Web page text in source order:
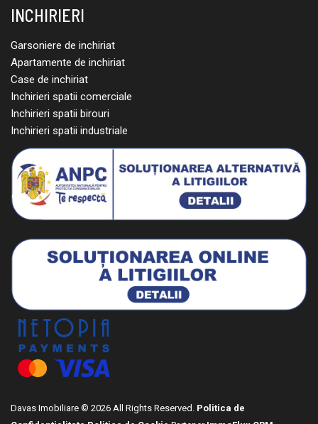
INCHIRIERI
Garsoniere de inchiriat
Apartamente de inchiriat
Case de inchiriat
Inchirieri spatii comerciale
Inchirieri spatii birouri
Inchirieri spatii industriale
Davas Imobiliare © 2026 All Rights Reserved. Politica de